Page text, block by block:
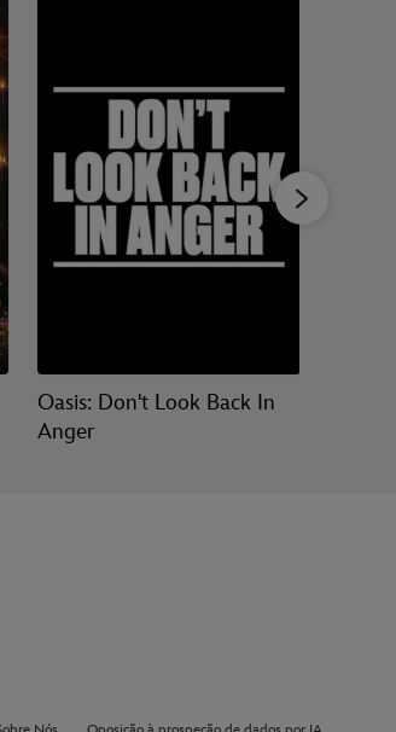
Oasis: Don't Look Back In
Anger